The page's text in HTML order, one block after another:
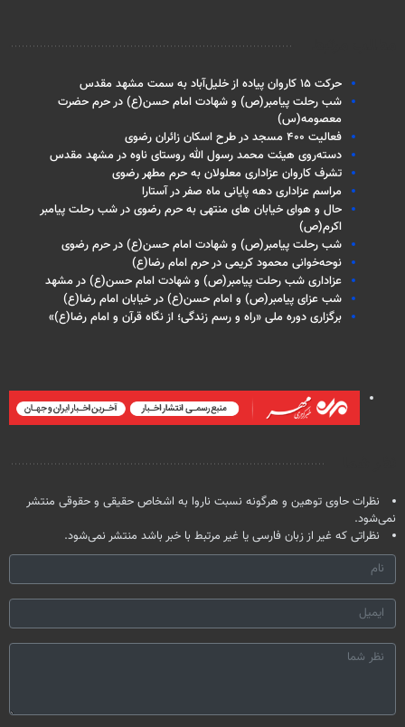
حرکت ۱۵ کاروان پیاده از خلیل‌آباد به سمت مشهد مقدس
شب رحلت پیامبر(ص) و شهادت امام حسن(ع) در حرم حضرت
معصومه(س)
فعالیت ۴۰۰ مسجد در طرح اسکان زائران رضوی
دسته‌روی هیئت محمد رسول الله روستای ناوه در مشهد مقدس
تشرف کاروان عزاداری معلولان به حرم مطهر رضوی
مراسم عزاداری دهه پایانی ماه صفر در آستارا
حال و هوای خیابان های منتهی به حرم رضوی در شب رحلت پیامبر
اکرم(ص)
شب رحلت پیامبر(ص) و شهادت امام حسن(ع) در حرم رضوی
نوحه‌خوانی محمود کریمی در حرم امام رضا(ع)
عزاداری شب رحلت پیامبر(ص) و شهادت امام حسن(ع) در مشهد
شب عزای پیامبر(ص) و امام حسن(ع) در خیابان امام رضا(ع)
برگزاری دوره ملی «راه و رسم زندگی؛ از نگاه قرآن و امام رضا(ع)»
نظرات حاوی توهین و هرگونه نسبت ناروا به اشخاص حقیقی و حقوقی منتشر
نمی‌شود.
نظراتی که غیر از زبان فارسی یا غیر مرتبط با خبر باشد منتشر نمی‌شود.